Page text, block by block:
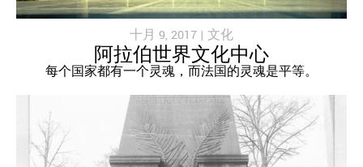
十月 9, 2017 | 文化
阿拉伯世界文化中心
每个国家都有一个灵魂，而法国的灵魂是平等。